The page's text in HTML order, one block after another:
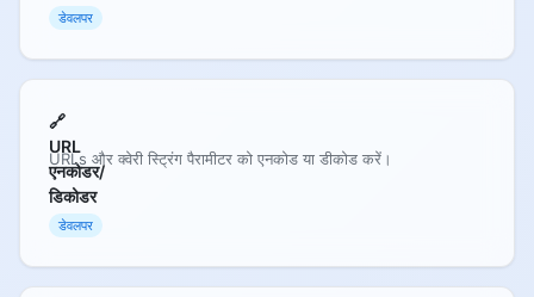
डेवलपर
🔗
URL
एनकोडर/
डिकोडर
URLs और क्वेरी स्ट्रिंग पैरामीटर को एनकोड या डीकोड करें।
डेवलपर